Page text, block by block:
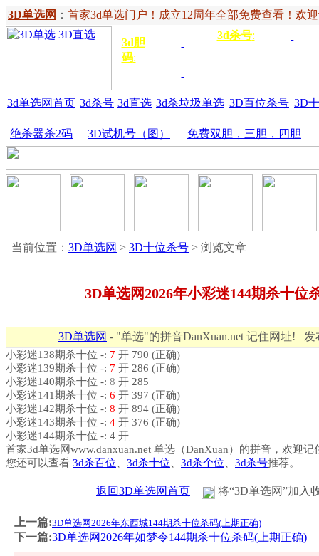
3D单选网 ： 首家3d单选门户！成立12周年全部免费查看！欢
3d胆
码:
3d杀号:
3d单选网首页 3d杀号 3d直选 3d杀垃圾单选 3D百位杀号 3D
绝杀器杀2码 3D试机号（图） 免费双胆，三胆，四胆
当前位置： 3D单选网 > 3D十位杀号 > 浏览文章
3D单选网2026年小彩迷144期杀十位
3D单选网 - "单选"的拼音DanXuan.net 记住网址! 发
小彩迷138期杀十位 -: 7 开 790 (正确)
小彩迷139期杀十位 -: 7 开 286 (正确)
小彩迷140期杀十位 -: 8 开 285
小彩迷141期杀十位 -: 6 开 397 (正确)
小彩迷142期杀十位 -: 8 开 894 (正确)
小彩迷143期杀十位 -: 4 开 376 (正确)
小彩迷144期杀十位 -: 4 开
首家3d单选网www.danxuan.net 单选（DanXuan）的拼音，欢迎记
您还可以查看 3d杀百位 3d杀十位 3d杀个位 3d杀号推荐。
返回3D单选网首页 将“3D单选网”加入
上一篇:3D单选网2026年东西城144期杀十位杀码(上期正确)
下一篇:3D单选网2026年如梦令144期杀十位杀码(上期正确)